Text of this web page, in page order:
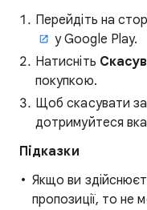
Перейдіть на
у Google Play.
Натисніть
покупкою.
Щоб скасувати
дотримуйтеся
Підказки
Якщо ви
пропозиції, то не